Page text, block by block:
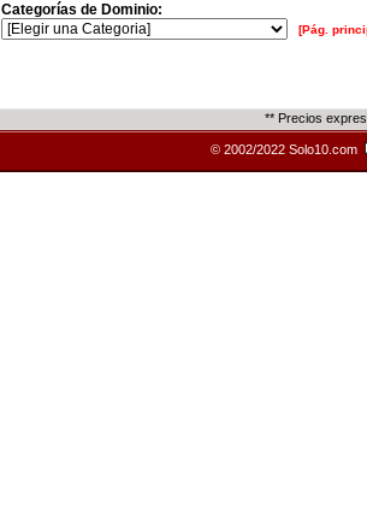
Categorías de Dominio:
[Pág.
** Precios
© 2002/2022 Solo10.com